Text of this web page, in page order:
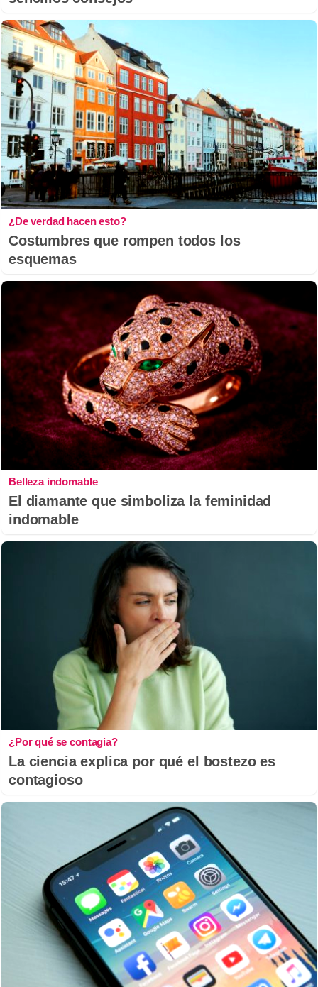
¿De verdad hacen esto?
Costumbres que rompen todos los
esquemas
Belleza indomable
El diamante que simboliza la feminidad
indomable
¿Por qué se contagia?
La ciencia explica por qué el bostezo es
contagioso